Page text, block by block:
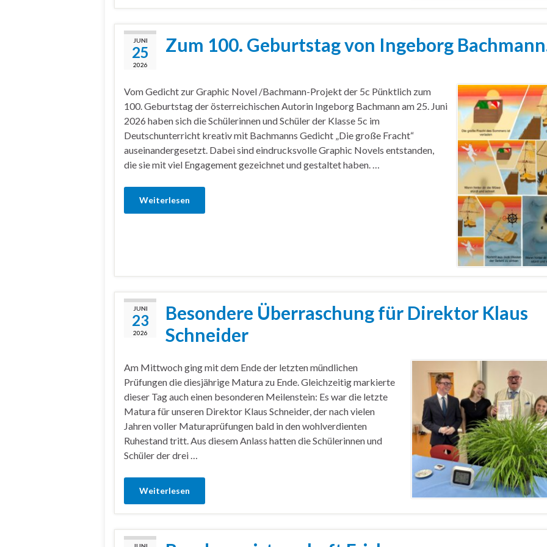
JUNI
25
2026
Zum 100. Geburtstag von Ingeborg
Vom Gedicht zur Graphic Novel /Bachmann-Projekt der 5c Pünktlich zum
100. Geburtstag der österreichischen Autorin Ingeborg Bachmann am 25. Juni
2026 haben sich die Schülerinnen und Schüler der Klasse 5c im
Deutschunterricht kreativ mit Bachmanns Gedicht „Die große Fracht“
auseinandergesetzt. Dabei sind eindrucksvolle Graphic Novels entstanden,
die sie mit viel Engagement gezeichnet und gestaltet haben. …
Weiterlesen
JUNI
23
2026
Besondere Überraschung für Direktor Klaus
Schneider
Am Mittwoch ging mit dem Ende der letzten mündlichen
Prüfungen die diesjährige Matura zu Ende. Gleichzeitig markierte
dieser Tag auch einen besonderen Meilenstein: Es war die letzte
Matura für unseren Direktor Klaus Schneider, der nach vielen
Jahren voller Maturaprüfungen bald in den wohlverdienten
Ruhestand tritt. Aus diesem Anlass hatten die Schülerinnen und
Schüler der drei …
Weiterlesen